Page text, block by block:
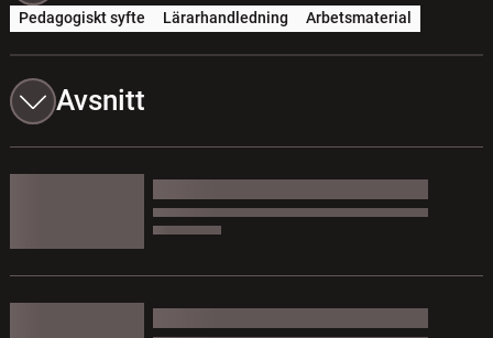
Pedagogiskt syfte Lärarhandledning Arbetsmaterial
Avsnitt